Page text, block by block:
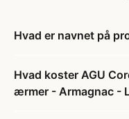
Hvad er navnet på
Hvad koster AGU
ærmer - Armagnac -